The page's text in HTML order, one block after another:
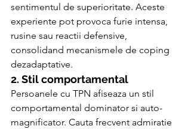
sentimentul de superioritate. Aceste
experiente pot provoca furie intensa,
rusine sau reactii defensive,
consolidand mecanismele de coping
dezadaptative.
2. Stil comportamental
Persoanele cu TPN afiseaza un stil
comportamental dominator si auto-
magnificator. Cauta frecvent admiratie